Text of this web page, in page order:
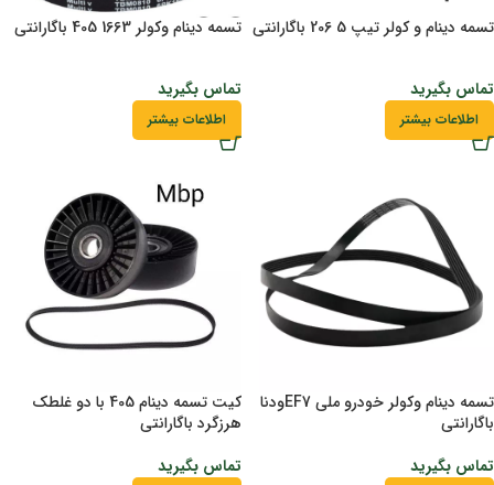
تسمه دینام و کولر تیپ 5 206 باگارانتی
تماس بگیرید
اطلاعات بیشتر
تسمه دینام وکولر 1663 405 باگارانتی
تماس بگیرید
اطلاعات بیشتر
تسمه دینام وکولر خودرو ملی EF7ودنا
باگارانتی
تماس بگیرید
کیت تسمه دینام 405 با دو غلطک
هرزگرد باگارانتی
تماس بگیرید